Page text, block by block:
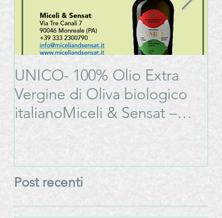
UNICO- 100% Olio Extra
Vergine di Oliva biologico
italianoMiceli & Sensat –
Post recenti